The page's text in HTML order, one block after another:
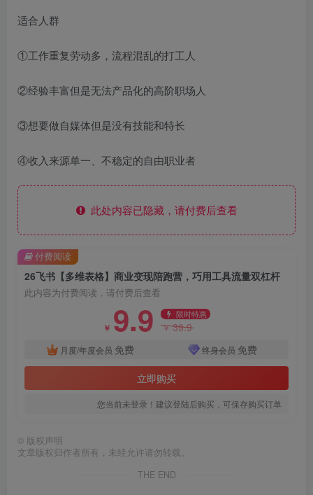
适合人群
①工作重复劳动多，流程混乱的打工人
②经验丰富但是无法产品化的高阶职场人
③想要做自媒体但是没有技能和特长
④收入来源单一、不稳定的自由职业者
此处内容已隐藏，请付费后查看
26飞书【多维表格】商业变现陪跑营，巧用工具流量双杠杆
此内容为付费阅读，请付费后查看
￥ 9.9 限时特惠
￥39.9
月度/年度会员 免费 终身会员 免费
立即购买
您当前未登录！建议登陆后购买，可保存购买订单
付费阅读
© 版权声明
文章版权归作者所有，未经允许请勿转载。
THE END